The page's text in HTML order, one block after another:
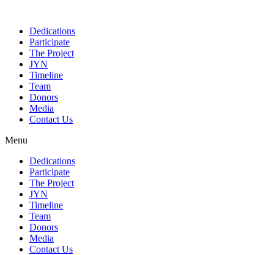
Dedications
Participate
The Project
JYN
Timeline
Team
Donors
Media
Contact Us
Menu
Dedications
Participate
The Project
JYN
Timeline
Team
Donors
Media
Contact Us